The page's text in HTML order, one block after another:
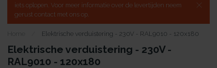
iets oplopen. Voor meer informatie over de levertijden neem
gerust contact met ons op.
Home Elektrische verduistering - 230V - RAL9010 - 120x180
Elektrische verduistering - 230V -
RAL9010 - 120x180